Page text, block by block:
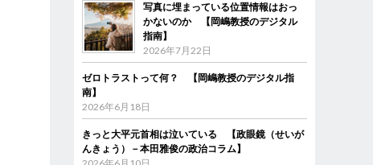
写真に埋まっている位置情報はおっ
かないのか 【岡嶋教授のデジタル
指南】
2026年7月22日
ゼロトラストって何？ 【岡嶋教授のデジタル指
南】
2026年6月18日
きっと大平元首相は泣いている 【政眼鏡（せいが
んきょう）－本田雅俊の政治コラム】